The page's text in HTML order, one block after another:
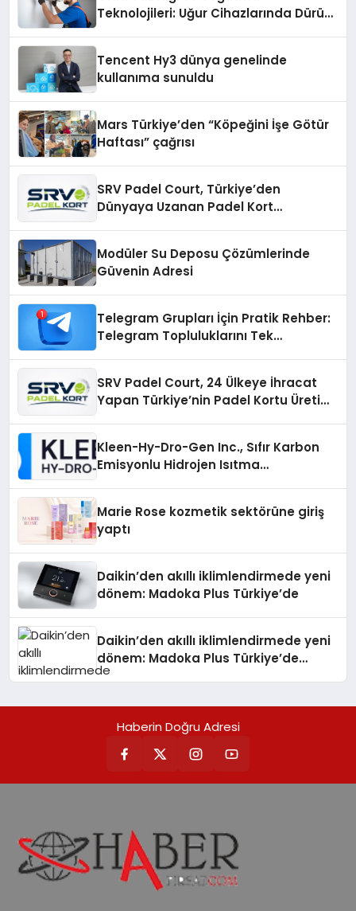
Teknolojileri: Uğur Cihazlarında Dürüst
Tencent Hy3 dünya genelinde
kullanıma sunuldu
Mars Türkiye’den “Köpeğini İşe Götür
Haftası” çağrısı
SRV Padel Court, Türkiye’den
Dünyaya Uzanan Padel Kort
Modüler Su Deposu Çözümlerinde
Güvenin Adresi
Telegram Grupları İçin Pratik Rehber:
Telegram Topluluklarını Tek
SRV Padel Court, 24 Ülkeye İhracat
Yapan Türkiye’nin Padel Kortu Üretim
Kleen-Hy-Dro-Gen Inc., Sıfır Karbon
Emisyonlu Hidrojen Isıtma
Marie Rose kozmetik sektörüne giriş
yaptı
Daikin’den akıllı iklimlendirmede yeni
dönem: Madoka Plus Türkiye’de
Daikin’den akıllı iklimlendirmede yeni
dönem: Madoka Plus Türkiye’de
Daikin’in kullanıcı dostu tasarımıyla
teknolojilerle donatılmış son modeli
VRV kontrol ünitesi Madoka Plus
Türkiye’de satışa sunuldu. Tam
dokunmatik ekranı, mobil uygulama
desteği ve akıllı sensör entegrasyonu
verimli hale getiriyor. Enerji
verimliliğini artırırken modern yaşam
alanlarında teknolojiyi estetik ile bulu
Haberin Doğru Adresi